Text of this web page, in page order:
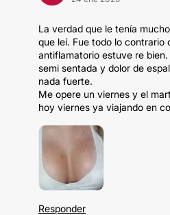
La verdad que le tenía
que leí. Fue todo lo contrario
antiflamatorio estuve re
semi sentada y dolor de
nada fuerte.
Me opere un viernes y el
hoy viernes ya viajando en
Responder